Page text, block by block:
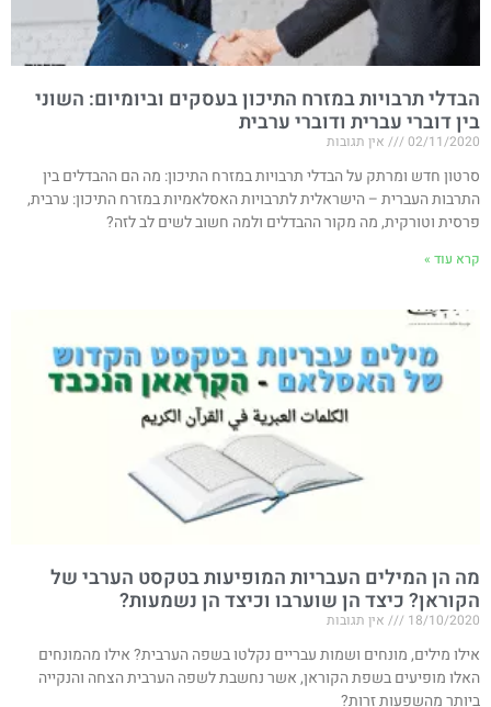
הבדלי תרבויות במזרח התיכון בעסקים וביומיום: השוני
בין דוברי עברית ודוברי ערבית
02/11/2020 אין תגובות
סרטון חדש ומרתק על הבדלי תרבויות במזרח התיכון: מה הם ההבדלים בין
התרבות העברית – הישראלית לתרבויות האסלאמיות במזרח התיכון: ערבית,
פרסית וטורקית, מה מקור ההבדלים ולמה חשוב לשים לב לזה?
קרא עוד »
מה הן המילים העבריות המופיעות בטקסט הערבי של
הקוראן? כיצד הן שוערבו וכיצד הן נשמעות?
18/10/2020 אין תגובות
אילו מילים, מונחים ושמות עבריים נקלטו בשפה הערבית? אילו מהמונחים
האלו מופיעים בשפת הקוראן, אשר נחשבת לשפה הערבית הצחה והנקייה
ביותר מהשפעות זרות?